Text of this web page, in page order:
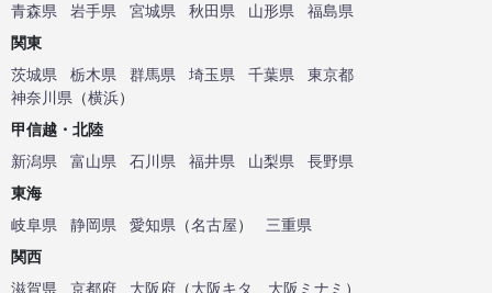
青森県
岩手県 宮城県 秋田県 山形県
福島県
関東
茨城県
栃木県 群馬県 埼玉県 千葉県
東京都
神奈川県 （横浜）
甲信越・北陸
新潟県
富山県 石川県 福井県 山梨県
長野県
東海
岐阜県
静岡県 愛知県 （名古屋）
三重県
関西
滋賀県
京都府 大阪府 （大阪キタ 大阪ミナミ ）